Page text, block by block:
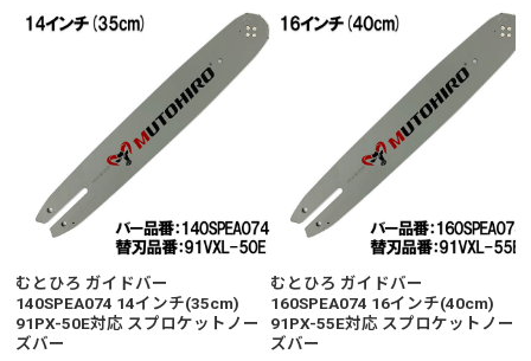
むとひろ ガイドバー
140SPEA074 14インチ(35cm)
91PX-50E対応 スプロケットノー
ズバー
むとひろ ガイドバー
160SPEA074 16インチ(40cm)
91PX-55E対応 スプロケットノー
ズバー